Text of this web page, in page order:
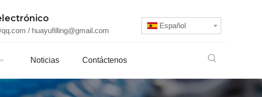
/ huayufilling@gmail.com
Español
Noticias Contáctenos